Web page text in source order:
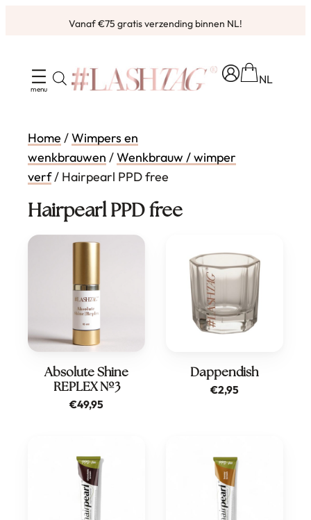
inhoud
Vanaf €75 gratis verzending binnen NL!
NL
Home /Wimpers en
wenkbrauwen /Wenkbrauw / wimper
verf/ Hairpearl PPD free
Hairpearl PPD free
Absolute Shine
REPLEX Nº3
€49,95
Dappendish
€2,95